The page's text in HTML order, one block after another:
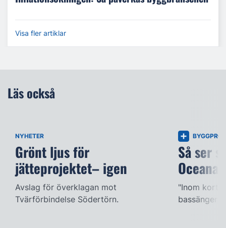
Visa fler artiklar
Läs också
NYHETER
Grönt ljus för
jätteprojektet– igen
Avslag för överklagan mot
Tvärförbindelse Södertörn.
Så ser
Oceana
"Inom kort